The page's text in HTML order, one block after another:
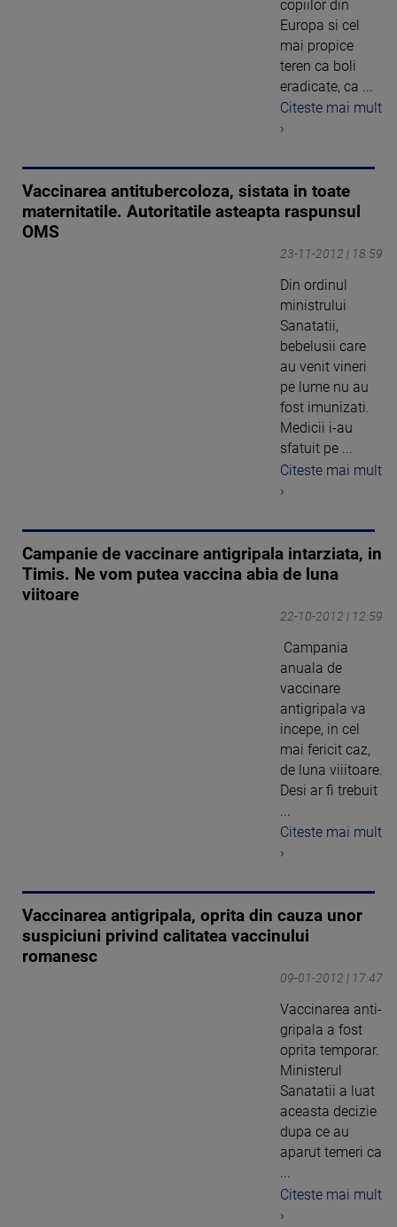
copiilor din
Europa si cel
mai propice
teren ca boli
eradicate, ca ...
Citeste mai mult
›
Vaccinarea antitubercoloza, sistata in toate
maternitatile. Autoritatile asteapta raspunsul
OMS
23-11-2012 | 18:59
Din ordinul
ministrului
Sanatatii,
bebelusii care
au venit vineri
pe lume nu au
fost imunizati.
Medicii i-au
sfatuit pe ...
Citeste mai mult
›
Campanie de vaccinare antigripala intarziata, in
Timis. Ne vom putea vaccina abia de luna
viitoare
22-10-2012 | 12:59
Campania
anuala de
vaccinare
antigripala va
incepe, in cel
mai fericit caz,
de luna viiitoare.
Desi ar fi trebuit
...
Citeste mai mult
›
Vaccinarea antigripala, oprita din cauza unor
suspiciuni privind calitatea vaccinului
romanesc
09-01-2012 | 17:47
Vaccinarea anti-
gripala a fost
oprita temporar.
Ministerul
Sanatatii a luat
aceasta decizie
dupa ce au
aparut temeri ca
...
Citeste mai mult
›